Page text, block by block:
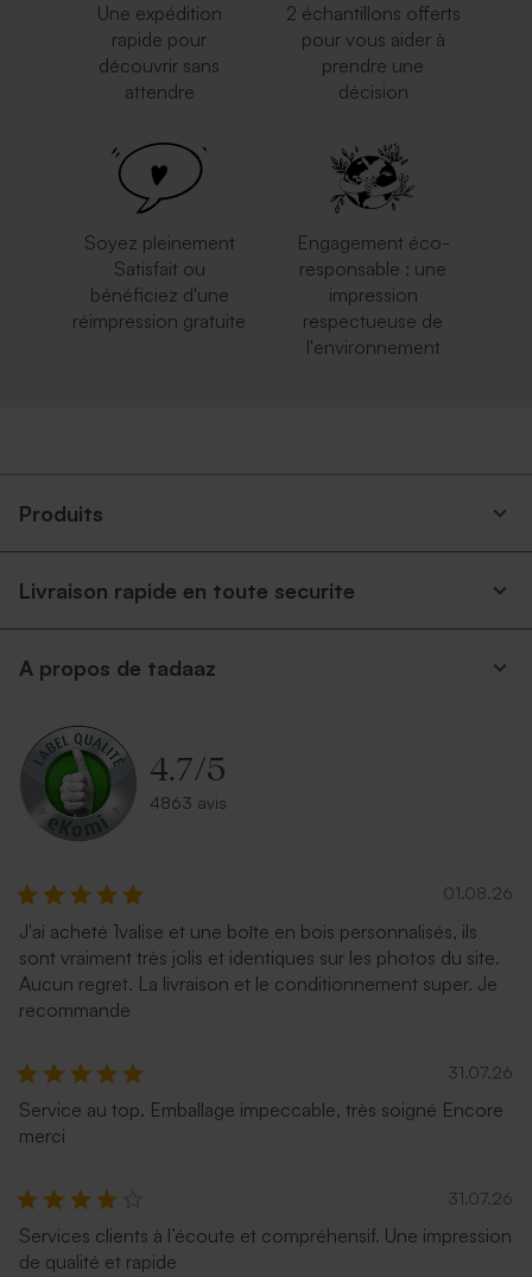
Une expédition
rapide pour
découvrir sans
attendre
2 échantillons offerts
pour vous aider à
prendre une
décision
Soyez pleinement
Satisfait ou
bénéficiez d'une
réimpression gratuite
Engagement éco-
responsable : une
impression
respectueuse de
l'environnement
Produits
Livraison rapide en toute securite
A propos de tadaaz
4.7/5
4863 avis
01.08.26
J'ai acheté 1valise et une boîte en bois personnalisés, ils
sont vraiment très jolis et identiques sur les photos du site.
Aucun regret. La livraison et le conditionnement super. Je
recommande
31.07.26
Service au top. Emballage impeccable, très soigné Encore
merci
31.07.26
Services clients à l’écoute et compréhensif. Une impression
de qualité et rapide